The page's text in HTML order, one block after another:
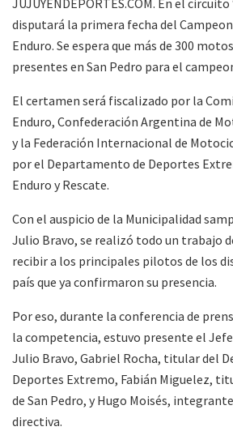
disputará la primera fecha del
Enduro. Se espera que más de 300
presentes en San Pedro para el
El certamen será fiscalizado por la
Enduro, Confederación Argentina de
y la Federación Internacional de
por el Departamento de Deportes
Enduro y Rescate.
Con el auspicio de la Municipalidad
Julio Bravo, se realizó todo un trabajo
recibir a los principales pilotos de los
país que ya confirmaron su presencia.
Por eso, durante la conferencia de
la competencia, estuvo presente el
Julio Bravo, Gabriel Rocha, titular del
Deportes Extremo, Fabián Miguelez,
de San Pedro, y Hugo Moisés,
directiva.